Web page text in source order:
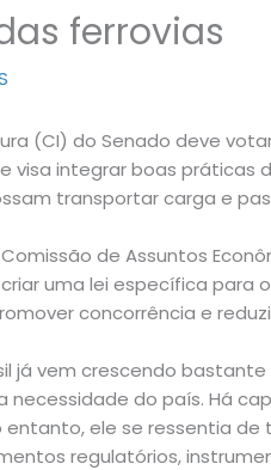
ferrovias
(CI) do Senado deve
visa integrar boas
transportar carga e
de Assuntos
uma lei específica
concorrência e
já vem crescendo
necessidade do país. Há
entanto, ele se ressentia
regulatórios,